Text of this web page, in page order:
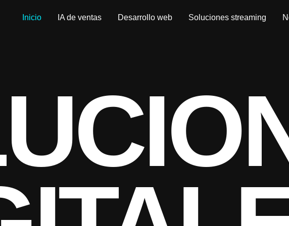
Inicio IA de ventas Desarrollo web Soluciones streaming